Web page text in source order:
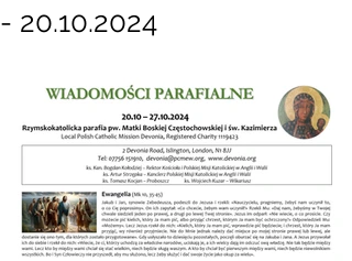
- 20.10.2024